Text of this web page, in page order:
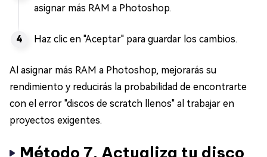
asignar más RAM a Photoshop.
Haz clic en "Aceptar" para guardar los cambios.
Al asignar más RAM a Photoshop, mejorarás su
rendimiento y reducirás la probabilidad de encontrarte
con el error "discos de scratch llenos" al trabajar en
proyectos exigentes.
Método 7. Actualiza tu disco